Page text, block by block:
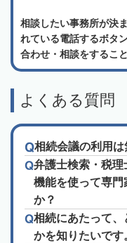
相談したい事務所が決
れている電話するボタ
合わせ・相談をするこ
よくある質問
相続会議の利用
弁護士検索・税
機能を使って専門
か？
相続にあたって
かを知りたいです